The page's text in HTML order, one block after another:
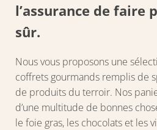
l’assurance de faire
sûr.
Nous vous proposons une
coffrets gourmands remplis de
de produits du terroir. Nos
d’une multitude de bonnes
le foie gras, les chocolats et les